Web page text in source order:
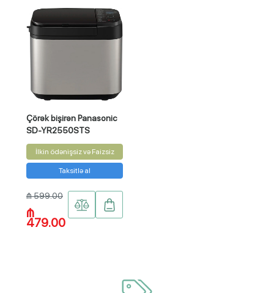
Çörək bişirən Panasonic
SD-YR2550STS
İlkin ödənişsiz və Faizsiz
Taksitlə al
₼ 599.00
₼
479.00